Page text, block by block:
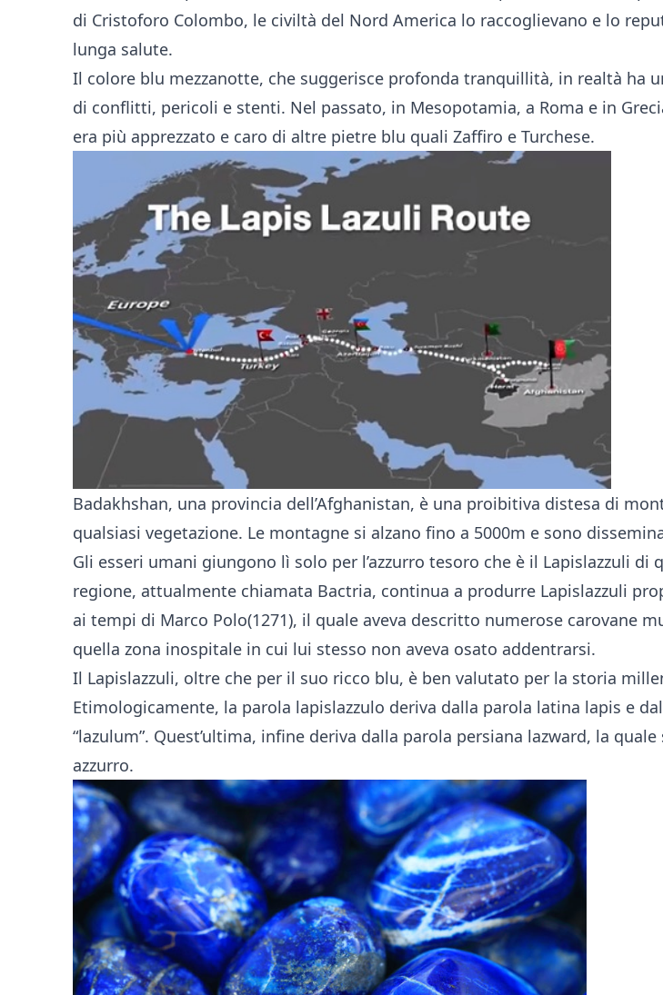
di Cristoforo Colombo, le civiltà del Nord America lo raccoglievano e lo
lunga salute.
Il colore blu mezzanotte, che suggerisce profonda tranquillità, in realtà ha
di conflitti, pericoli e stenti. Nel passato, in Mesopotamia, a Roma e in
era più apprezzato e caro di altre pietre blu quali Zaffiro e Turchese.
Badakhshan, una provincia dell’Afghanistan, è una proibitiva distesa di
qualsiasi vegetazione. Le montagne si alzano fino a 5000m e sono
Gli esseri umani giungono lì solo per l’azzurro tesoro che è il Lapislazzuli di
regione, attualmente chiamata Bactria, continua a produrre Lapislazzuli
ai tempi di Marco Polo(1271), il quale aveva descritto numerose carovane
quella zona inospitale in cui lui stesso non aveva osato addentrarsi.
Il Lapislazzuli, oltre che per il suo ricco blu, è ben valutato per la storia
Etimologicamente, la parola lapislazzulo deriva dalla parola latina lapis e
“lazulum”. Quest’ultima, infine deriva dalla parola persiana lazward, la
azzurro.